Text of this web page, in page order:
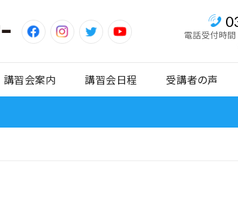
電話受付時間
講習会案内 講習会日程 受講者の声